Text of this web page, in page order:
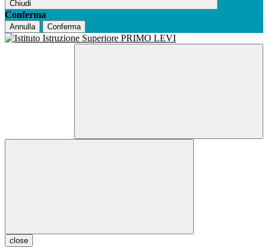
Chiudi
Conferma
Annulla Conferma
close